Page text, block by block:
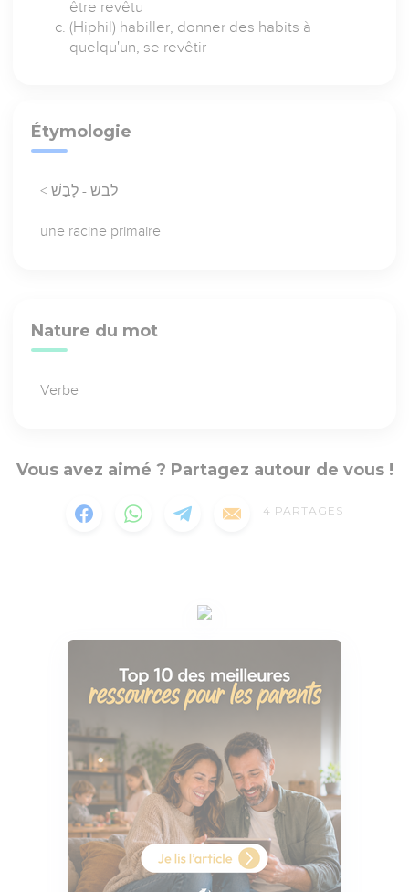
être revêtu
(Hiphil) habiller, donner des habits à
quelqu'un, se revêtir
Étymologie
< לבש - לָבַשׁ
une racine primaire
Nature du mot
Verbe
Vous avez aimé ? Partagez autour de vous !
4 PARTAGES